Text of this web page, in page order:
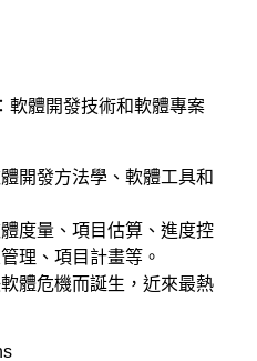
軟體開發技術和軟體專案
開發方法學、軟體工具和
度量、項目估算、進度控
理、項目計畫等。
體危機而誕生，近來最熱